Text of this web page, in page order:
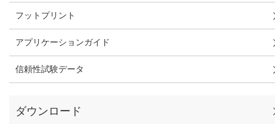
フットプリント
アプリケーションガイド
信頼性試験データ
ダウンロード